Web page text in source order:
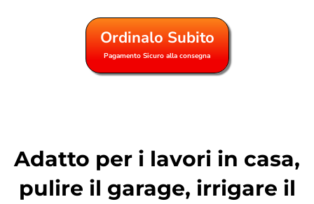
Ordinalo Subito
Pagamento Sicuro alla consegna
Adatto per i lavori in casa,
pulire il garage, irrigare il